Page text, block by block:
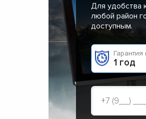
Для удобства
любой район
доступным.
Гарантия
1 год